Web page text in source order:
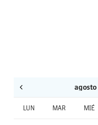
LUN MAR MIÉ